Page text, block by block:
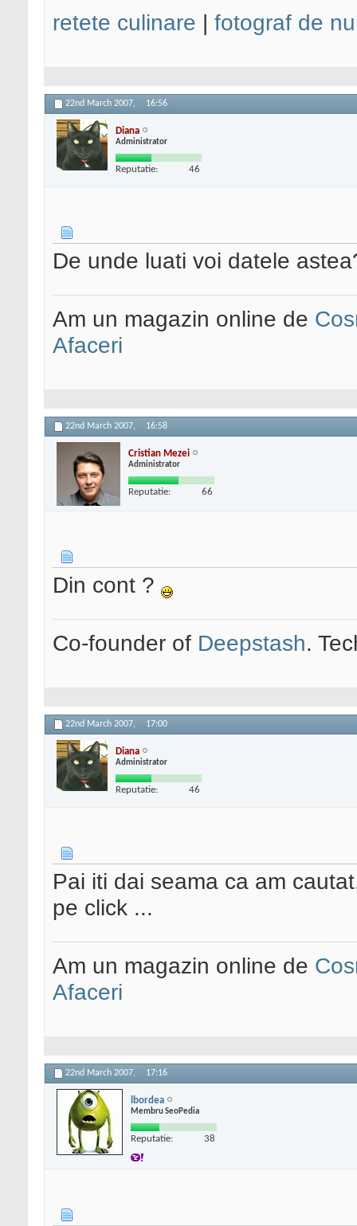
retete culinare | fotograf de
22nd March 2007, 16:56
Diana
Administrator
Reputatie: 46
De unde luati voi datele
Am un magazin online de
Afaceri
22nd March 2007, 16:58
Cristian Mezei
Administrator
Reputatie: 66
Din cont ?
Co-founder of Deepstash.
22nd March 2007, 17:00
Diana
Administrator
Reputatie: 46
Pai iti dai seama ca am
pe click ...
Am un magazin online de
Afaceri
22nd March 2007, 17:16
lbordea
Membru SeoPedia
Reputatie: 38